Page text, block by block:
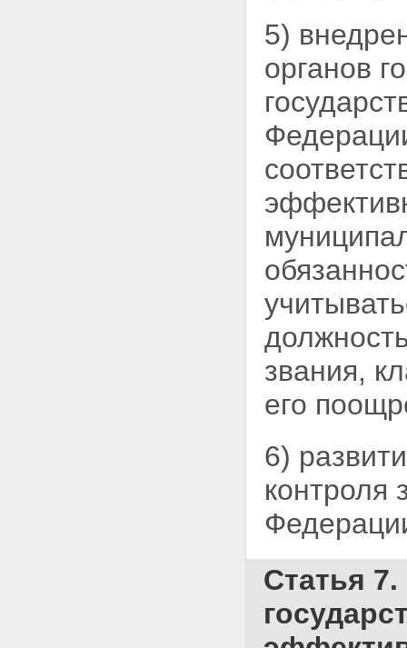
5)
органов
звания,
его
6)
контроля
Статья